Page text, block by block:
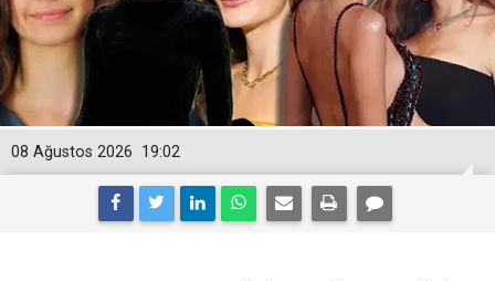
19:02
08 Ağustos 2026